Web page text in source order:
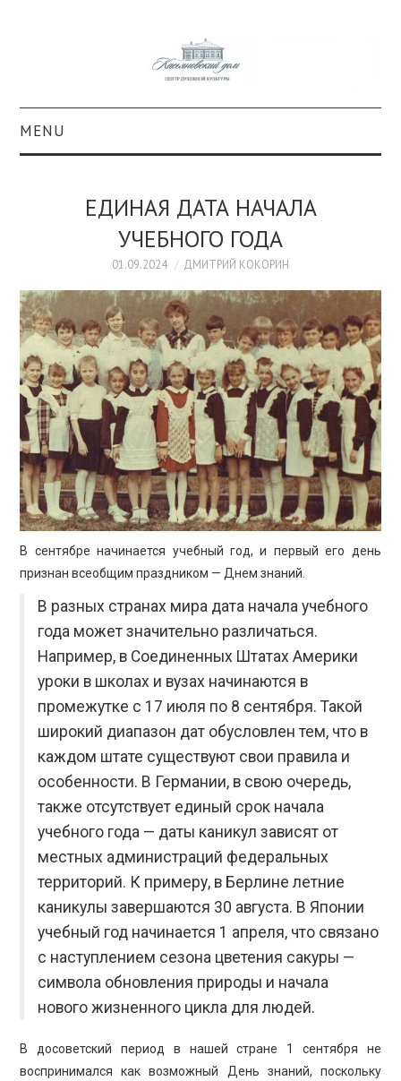
MENU
КОЛЛЕКЦИИ
#КАСДОМ
КУЛЬТУРА
ОБРАЗОВАНИЕ
ПРОСВЕЩЕНИЕ
ЕДИНАЯ ДАТА НАЧАЛА
УЧЕБНОГО ГОДА
01.09.2024 ДМИТРИЙ КОКОРИН
В сентябре начинается учебный год, и первый его день
признан всеобщим праздником — Днем знаний.
В разных странах мира дата начала учебного
года может значительно различаться.
Например, в Соединенных Штатах Америки
уроки в школах и вузах начинаются в
промежутке с 17 июля по 8 сентября. Такой
широкий диапазон дат обусловлен тем, что в
каждом штате существуют свои правила и
особенности. В Германии, в свою очередь,
также отсутствует единый срок начала
учебного года — даты каникул зависят от
местных администраций федеральных
территорий. К примеру, в Берлине летние
каникулы завершаются 30 августа. В Японии
учебный год начинается 1 апреля, что связано
с наступлением сезона цветения сакуры —
символа обновления природы и начала
нового жизненного цикла для людей.
В досоветский период в нашей стране 1 сентября не
воспринимался как возможный День знаний, поскольку